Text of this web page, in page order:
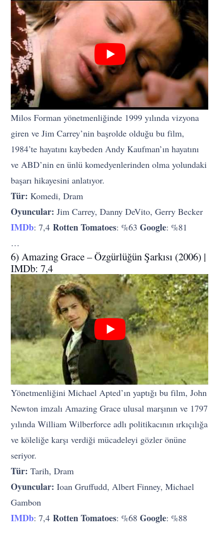
Milos Forman yönetmenliğinde 1999 yılında vizyona
giren ve Jim Carrey’nin başrolde olduğu bu film,
1984’te hayatını kaybeden Andy Kaufman’ın hayatını
ve ABD’nin en ünlü komedyenlerinden olma yolundaki
başarı hikayesini anlatıyor.
Tür: Komedi, Dram
Oyuncular: Jim Carrey, Danny DeVito, Gerry Becker
IMDb: 7,4Rotten Tomatoes: %63Google: %81
…
6) Amazing Grace – Özgürlüğün Şarkısı (2006) |
IMDb: 7,4
Yönetmenliğini Michael Apted’ın yaptığı bu film, John
Newton imzalı Amazing Grace ulusal marşının ve 1797
yılında William Wilberforce adlı politikacının ırkıçılığa
ve köleliğe karşı verdiği mücadeleyi gözler önüne
seriyor.
Tür: Tarih, Dram
Oyuncular: Ioan Gruffudd, Albert Finney, Michael
Gambon
IMDb: 7,4Rotten Tomatoes: %68Google: %88